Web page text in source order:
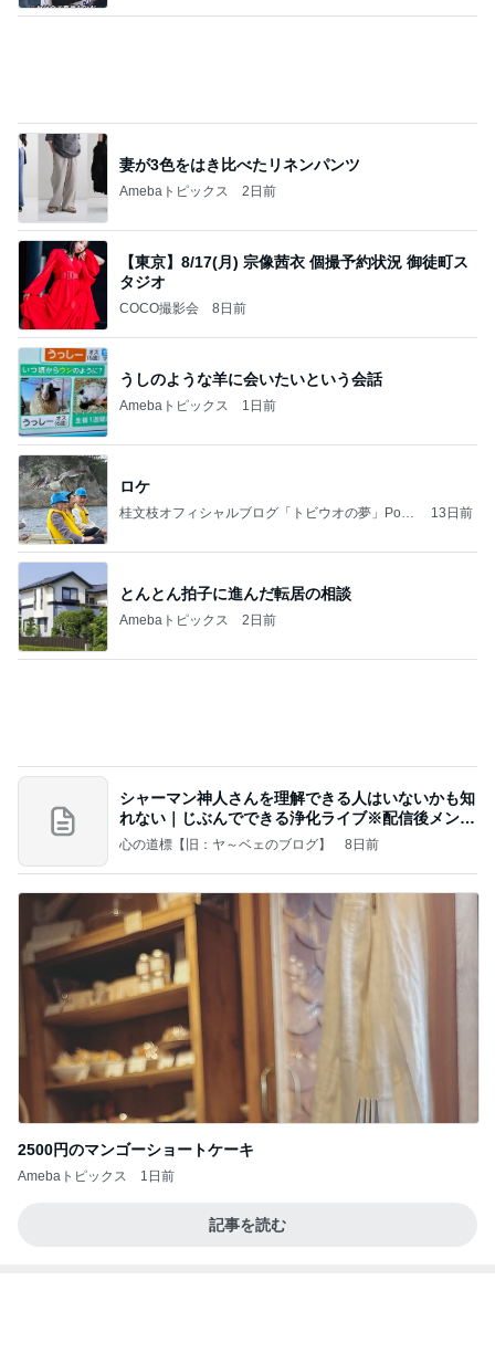
妻が3色をはき比べたリネンパンツ
Amebaトピックス 2日前
【東京】8/17(月) 宗像茜衣 個撮予約状況 御徒町ス
タジオ
COCO撮影会 8日前
うしのような羊に会いたいという会話
Amebaトピックス 1日前
ロケ
桂文枝オフィシャルブログ「トビウオの夢」Pow
13日前
とんとん拍子に進んだ転居の相談
Amebaトピックス 2日前
シャーマン神人さんを理解できる人はいないかも知
れない｜じぶんでできる浄化ライブ※配信後メンバ
ー限
心の道標【旧：ヤ～ベェのブログ】 8日前
2500円のマンゴーショートケーキ
Amebaトピックス 1日前
記事を読む